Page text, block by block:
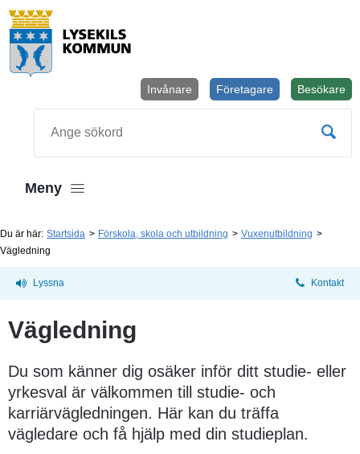
Besökare
Företagare
Invånare
Meny
Du är här: Startsida Förskola, skola och utbildning
Vuxenutbildning
Vägledning
Lyssna Kontakt
Vägledning
Du som känner dig osäker inför ditt studie- eller
yrkesval är välkommen till studie- och
karriärvägledningen. Här kan du träffa
vägledare och få hjälp med din studieplan.